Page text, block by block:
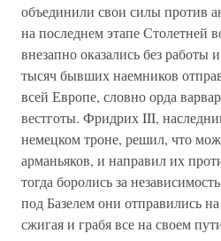
объединили свои силы против
на последнем этапе Столетней
внезапно оказались без работы
тысяч бывших наемников
всей Европе, словно орда
вестготы. Фридрих III,
немецком троне, решил, что
арманьяков, и направил их
тогда боролись за
под Базелем они отправились
сжигая и грабя все на своем